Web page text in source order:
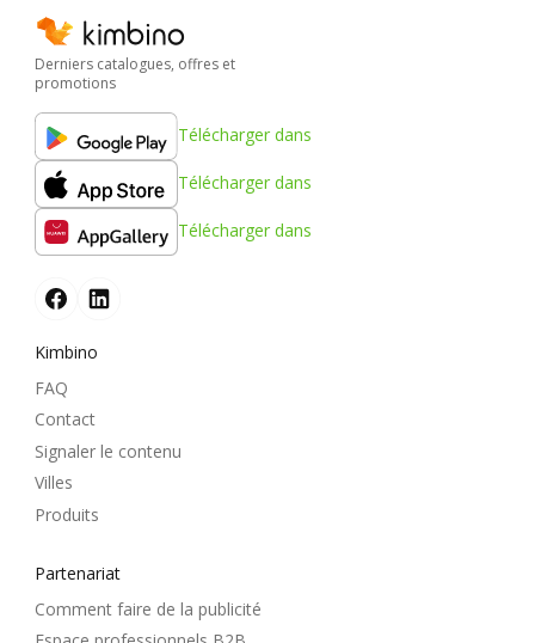
Derniers catalogues, offres et
promotions
Télécharger dans
Télécharger dans
Télécharger dans
Kimbino
FAQ
Contact
Signaler le contenu
Villes
Produits
Partenariat
Comment faire de la publicité